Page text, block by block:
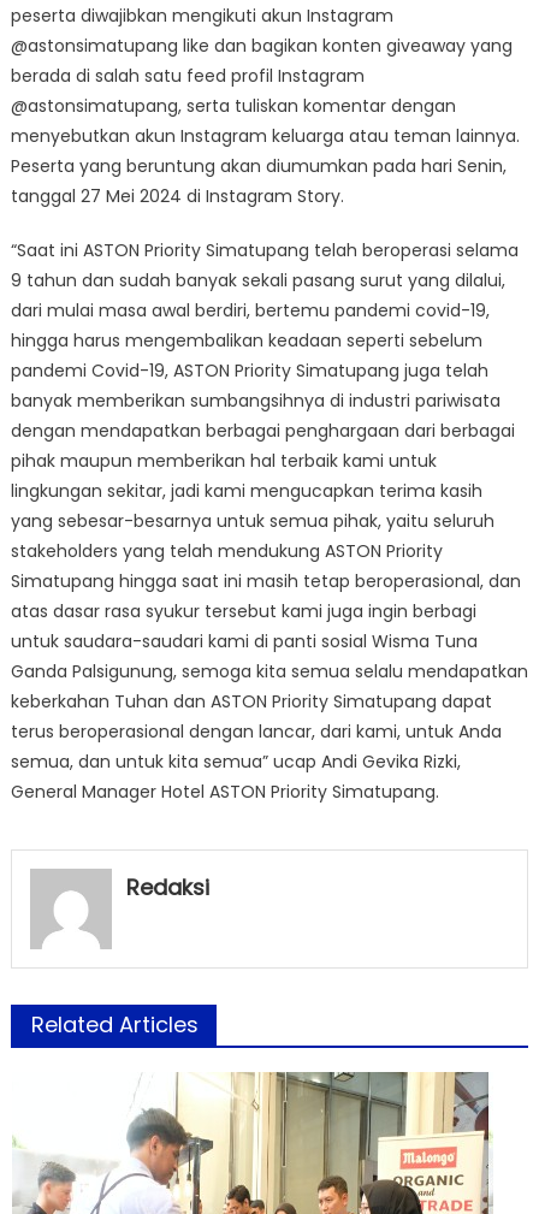
peserta diwajibkan mengikuti akun Instagram
@astonsimatupang like dan bagikan konten giveaway yang
berada di salah satu feed profil Instagram
@astonsimatupang, serta tuliskan komentar dengan
menyebutkan akun Instagram keluarga atau teman lainnya.
Peserta yang beruntung akan diumumkan pada hari Senin,
tanggal 27 Mei 2024 di Instagram Story.
“Saat ini ASTON Priority Simatupang telah beroperasi selama
9 tahun dan sudah banyak sekali pasang surut yang dilalui,
dari mulai masa awal berdiri, bertemu pandemi covid-19,
hingga harus mengembalikan keadaan seperti sebelum
pandemi Covid-19, ASTON Priority Simatupang juga telah
banyak memberikan sumbangsihnya di industri pariwisata
dengan mendapatkan berbagai penghargaan dari berbagai
pihak maupun memberikan hal terbaik kami untuk
lingkungan sekitar, jadi kami mengucapkan terima kasih
yang sebesar-besarnya untuk semua pihak, yaitu seluruh
stakeholders yang telah mendukung ASTON Priority
Simatupang hingga saat ini masih tetap beroperasional, dan
atas dasar rasa syukur tersebut kami juga ingin berbagi
untuk saudara-saudari kami di panti sosial Wisma Tuna
Ganda Palsigunung, semoga kita semua selalu mendapatkan
keberkahan Tuhan dan ASTON Priority Simatupang dapat
terus beroperasional dengan lancar, dari kami, untuk Anda
semua, dan untuk kita semua” ucap Andi Gevika Rizki,
General Manager Hotel ASTON Priority Simatupang.
Redaksi
Related Articles